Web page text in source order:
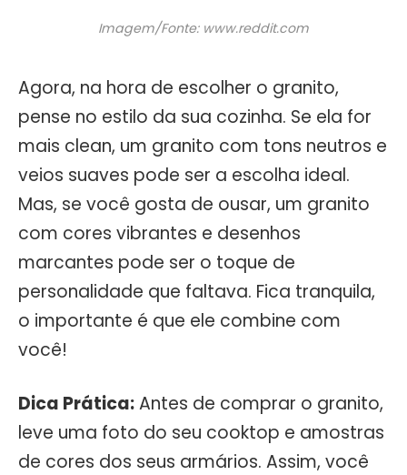
Imagem/Fonte: www.reddit.com
Agora, na hora de escolher o granito,
pense no estilo da sua cozinha. Se ela for
mais clean, um granito com tons neutros e
veios suaves pode ser a escolha ideal.
Mas, se você gosta de ousar, um granito
com cores vibrantes e desenhos
marcantes pode ser o toque de
personalidade que faltava. Fica tranquila,
o importante é que ele combine com
você!
Dica Prática:Antes de comprar o granito,
leve uma foto do seu cooktop e amostras
de cores dos seus armários. Assim, você